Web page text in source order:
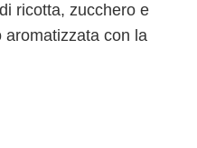
di ricotta, zucchero e
aromatizzata con la